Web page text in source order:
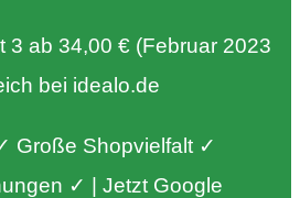
3 ab 34,00 € (Februar 2023
bei idealo.de
Große Shopvielfalt ✓
✓ | Jetzt Google